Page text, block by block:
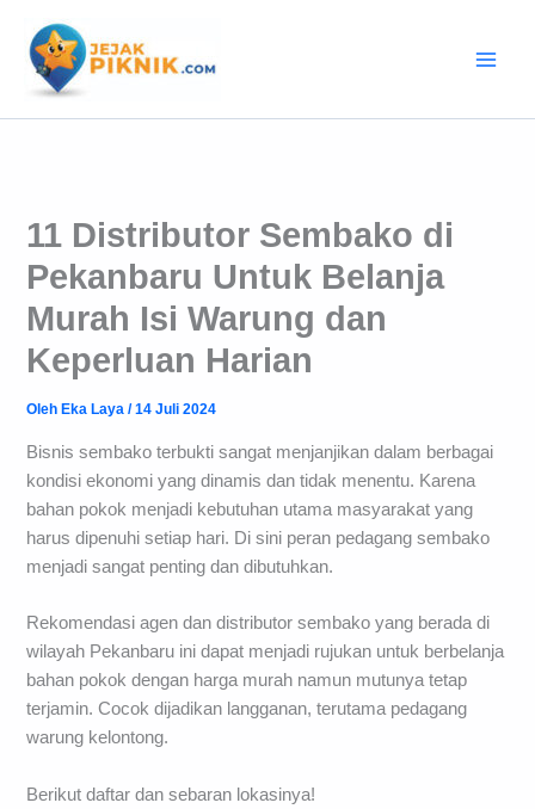
konten
11 Distributor Sembako di
Pekanbaru Untuk Belanja
Murah Isi Warung dan
Keperluan Harian
Oleh Eka Laya/14 Juli 2024
Bisnis sembako terbukti sangat menjanjikan dalam berbagai
kondisi ekonomi yang dinamis dan tidak menentu. Karena
bahan pokok menjadi kebutuhan utama masyarakat yang
harus dipenuhi setiap hari. Di sini peran pedagang sembako
menjadi sangat penting dan dibutuhkan.
Rekomendasi agen dan distributor sembako yang berada di
wilayah Pekanbaru ini dapat menjadi rujukan untuk berbelanja
bahan pokok dengan harga murah namun mutunya tetap
terjamin. Cocok dijadikan langganan, terutama pedagang
warung kelontong.
Berikut daftar dan sebaran lokasinya!